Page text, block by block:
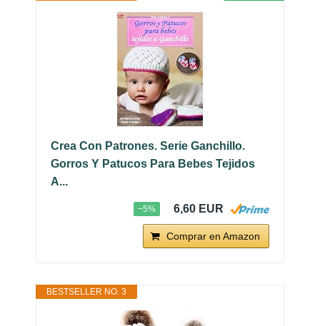
Crea Con Patrones. Serie Ganchillo.
Gorros Y Patucos Para Bebes Tejidos
A...
−5% 6,60 EUR
Comprar en Amazon
BESTSELLER NO. 3